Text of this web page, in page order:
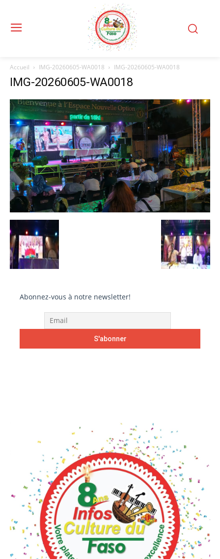
Accueil IMG-20260605-WA0018 IMG-20260605-WA0018
IMG-20260605-WA0018
Abonnez-vous à notre newsletter!